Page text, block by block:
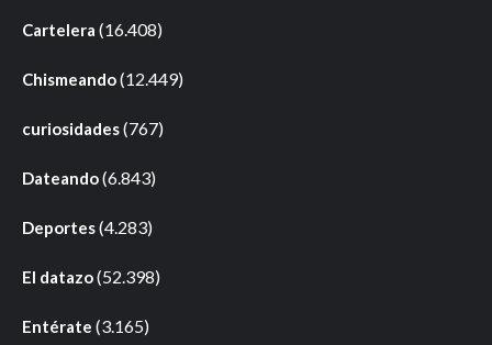
Cartelera (16.408)
Chismeando(12.449)
curiosidades(767)
Dateando(6.843)
Deportes(4.283)
El datazo(52.398)
Entérate (3.165)